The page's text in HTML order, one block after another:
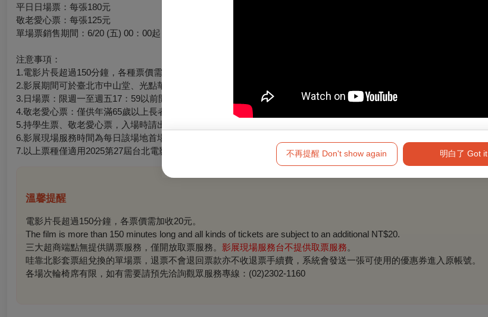
不再提醒 Don't show again 明白了 Got it
平日日場票：每張180元
敬老愛心票：每張125元
單場票銷售期間：6/20 (五) 00：00起
注意事項：
1.電影片長超過150分鐘，各種票價需加收20元。特殊票價依個別規定。
2.影展期間可於臺北市中山堂、光點華山、信義威秀影展現場服務台售票處購票。
3.日場票：限週一至週五17：59以前開演之場次。
4.敬老愛心票：僅供年滿65歲以上長者或身心障礙人士與乙名必要陪同者（須同時入場）購買。
5.持學生票、敬老愛心票，入場時請出示相關證件，如未出示，須補足差額方能入場。
6.影展現場服務時間為每日該場地首場開演前30分鐘起至末場開演後20分鐘止。
7.以上票種僅適用2025第27屆台北電影節於臺北市中山堂、光點華山電影館、信義威秀影城放映。
溫馨提醒
電影片長超過150分鐘，各票價需加收20元。
The film is more than 150 minutes long and all kinds of tickets are subject to an additional NT$20.
三大超商端點無提供購票服務，僅開放取票服務。 影展現場服務台不提供取票服務。
哇靠北影套票組兌換的單場票，退票不會退回票款亦不收退票手續費，系統會發送一張可使用的優惠券進入原帳號。
各場次輪椅席有限，如有需要請預先洽詢觀眾服務專線：(02)2302-1160